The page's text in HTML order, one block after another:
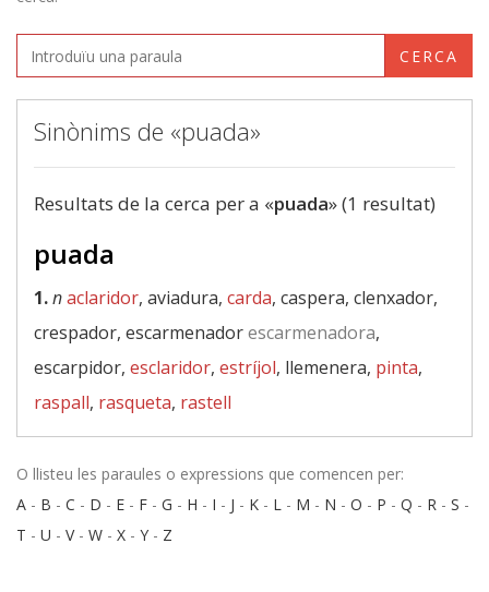
CERCA
Sinònims de «puada»
Resultats de la cerca per a «puada» (1 resultat)
puada
1.naclaridor, aviadura, carda, caspera, clenxador,
crespador, escarmenadorescarmenadora,
escarpidor, esclaridor, estríjol, llemenera, pinta,
raspall, rasqueta, rastell
O llisteu les paraules o expressions que comencen per:
A - B - C - D - E - F - G - H - I - J - K - L - M - N - O - P - Q - R - S -
T - U - V- W - X - Y - Z